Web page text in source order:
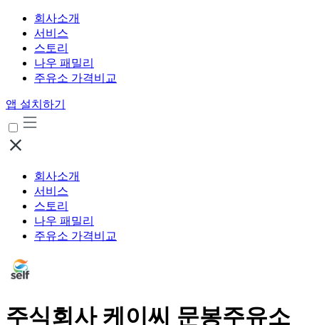
회사소개
서비스
스토리
나우 패밀리
주유소 가격비교
앱 설치하기
회사소개
서비스
스토리
나우 패밀리
주유소 가격비교
주식회사 케이씨 문봉주유소